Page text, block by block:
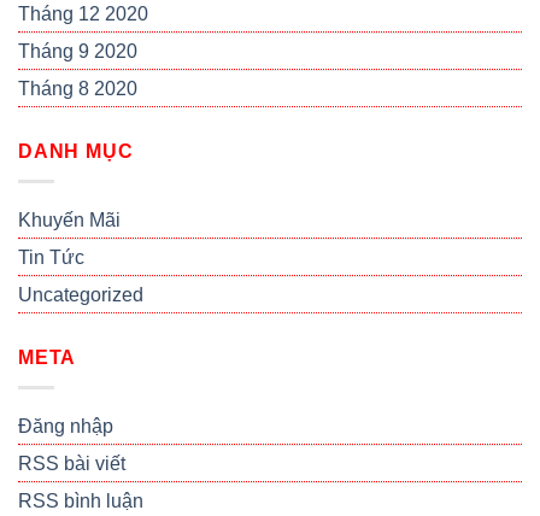
Tháng 12 2020
Tháng 9 2020
Tháng 8 2020
DANH MỤC
Khuyến Mãi
Tin Tức
Uncategorized
META
Đăng nhập
RSS bài viết
RSS bình luận